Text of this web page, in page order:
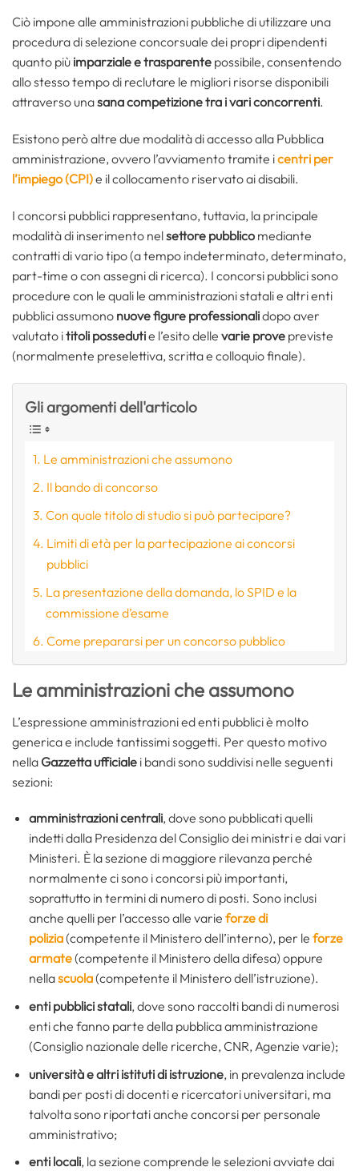
Ciò impone alle amministrazioni pubbliche di utilizzare una
procedura di selezione concorsuale dei propri dipendenti
quanto più imparziale e trasparente possibile, consentendo
allo stesso tempo di reclutare le migliori risorse disponibili
attraverso unasana competizione tra i vari concorrenti.
Esistono però altre due modalità di accesso alla Pubblica
amministrazione, ovvero l’avviamento tramite icentri per
l’impiego (CPI)e il collocamento riservato ai disabili.
I concorsi pubblici rappresentano, tuttavia, la principale
modalità di inserimento nelsettore pubblico mediante
contratti di vario tipo (a tempo indeterminato, determinato,
part-time o con assegni di ricerca). I concorsi pubblici sono
procedure con le quali le amministrazioni statali e altri enti
pubblici assumono nuove figure professionalidopo aver
valutato ititoli possedutie l’esito delle varie prove previste
(normalmente preselettiva, scritta e colloquio finale).
Gli argomenti dell'articolo
Le amministrazioni che assumono
Il bando di concorso
Con quale titolo di studio si può partecipare?
Limiti di età per la partecipazione ai concorsi
pubblici
La presentazione della domanda, lo SPID e la
commissione d’esame
Come prepararsi per un concorso pubblico
Le amministrazioni che assumono
L’espressione amministrazioni ed enti pubblici è molto
generica e include tantissimi soggetti. Per questo motivo
nella Gazzetta ufficiale i bandi sono suddivisi nelle seguenti
sezioni:
amministrazioni centrali, dove sono pubblicati quelli
indetti dalla Presidenza del Consiglio dei ministri e dai vari
Ministeri. È la sezione di maggiore rilevanza perché
normalmente ci sono i concorsi più importanti,
soprattutto in termini di numero di posti. Sono inclusi
anche quelli per l’accesso alle varie forze di
polizia(competente il Ministero dell’interno), per le forze
armate(competente il Ministero della difesa) oppure
nellascuola(competente il Ministero dell’istruzione).
enti pubblici statali, dove sono raccolti bandi di numerosi
enti che fanno parte della pubblica amministrazione
(Consiglio nazionale delle ricerche, CNR, Agenzie varie);
università e altri istituti di istruzione, in prevalenza include
bandi per posti di docenti e ricercatori universitari, ma
talvolta sono riportati anche concorsi per personale
amministrativo;
enti locali, la sezione comprende le selezioni avviate dai